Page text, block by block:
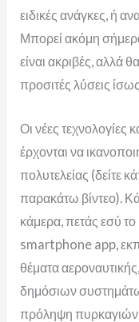
ειδικές ανάγκες, ή
Μπορεί ακόμη
είναι ακριβές, αλλά
προσιτές λύσεις
Οι νέες τεχνολογίες
έρχονται να
πολυτελείας (δείτε
παρακάτω βίντεο).
κάμερα, πετάς εσύ
smartphone app,
θέματα
δημόσιων
πρόληψη